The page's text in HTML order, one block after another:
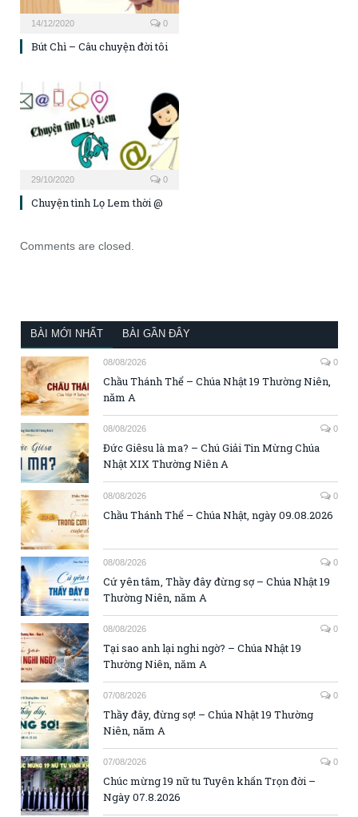
14/12/2020 0
Bút Chì – Câu chuyện đời tôi
29/10/2020 0
Chuyện tình Lọ Lem thời @
Comments are closed.
BÀI MỚI NHẤT BÀI GẦN ĐÂY
08/08/2026 0
Chầu Thánh Thể – Chúa Nhật 19 Thường Niên,
năm A
08/08/2026 0
Đức Giêsu là ma? – Chú Giải Tin Mừng Chúa
Nhật XIX Thường Niên A
08/08/2026 0
Chầu Thánh Thể – Chúa Nhật, ngày 09.08.2026
08/08/2026 0
Cứ yên tâm, Thầy đây đừng sợ – Chúa Nhật 19
Thường Niên, năm A
08/08/2026 0
Tại sao anh lại nghi ngờ? – Chúa Nhật 19
Thường Niên, năm A
07/08/2026 0
Thầy đây, đừng sợ! – Chúa Nhật 19 Thường
Niên, năm A
07/08/2026 0
Chúc mừng 19 nữ tu Tuyên khấn Trọn đời –
Ngày 07.8.2026